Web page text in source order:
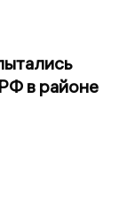
в районе